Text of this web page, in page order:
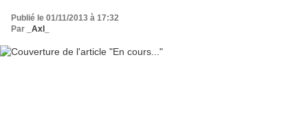
Publié le 01/11/2013 à 17:32
Par
_Axl_